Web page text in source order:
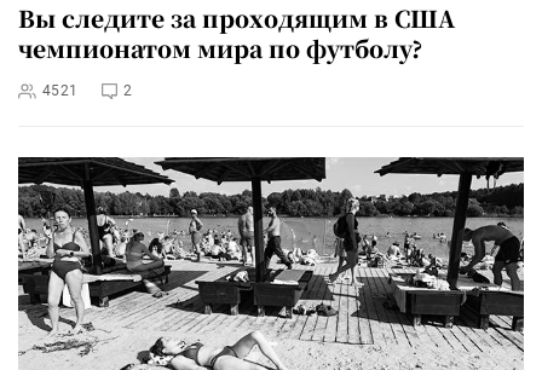
Вы следите за проходящим в США
чемпионатом мира по футболу?
4521 2